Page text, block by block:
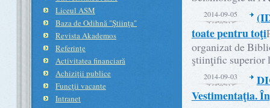
Liceul ASM
Baza de Odihnă "Ştiinţa"
Revista Akademos
Referinţe
Activitatea financiară
Achiziţii publice
Funcţii vacante
Intranet
2014-09-05
toate pentru toţi
organizat de
ştiinţific superior
2014-09-03
Vestimentaţia.